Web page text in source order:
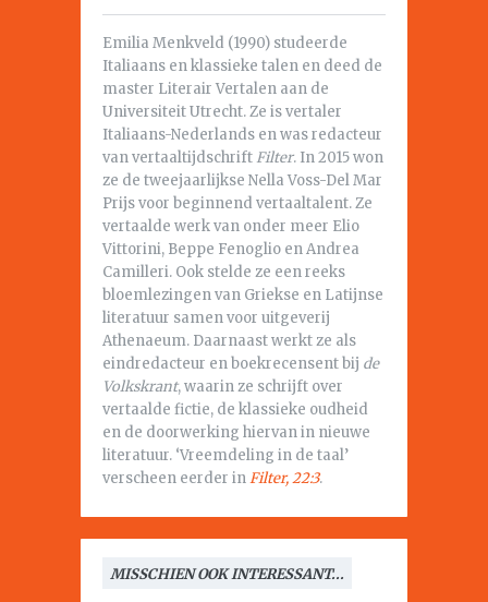
Emilia Menkveld (1990) studeerde
Italiaans en klassieke talen en deed de
master Literair Vertalen aan de
Universiteit Utrecht. Ze is vertaler
Italiaans-Nederlands en was redacteur
van vertaaltijdschriftFilter. In 2015 won
ze de tweejaarlijkse Nella Voss-Del Mar
Prijs voor beginnend vertaaltalent. Ze
vertaalde werk van onder meer Elio
Vittorini, Beppe Fenoglio en Andrea
Camilleri. Ook stelde ze een reeks
bloemlezingen van Griekse en Latijnse
literatuur samen voor uitgeverij
Athenaeum. Daarnaast werkt ze als
eindredacteur en boekrecensent bij de
Volkskrant, waarin ze schrijft over
vertaalde fictie, de klassieke oudheid
en de doorwerking hiervan in nieuwe
literatuur. ‘Vreemdeling in de taal’
verscheen eerder inFilter, 22:3.
MISSCHIEN OOK INTERESSANT...